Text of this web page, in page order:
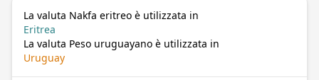
La valuta Nakfa eritreo è utilizzata in
Eritrea
La valuta Peso uruguayano è utilizzata in
Uruguay